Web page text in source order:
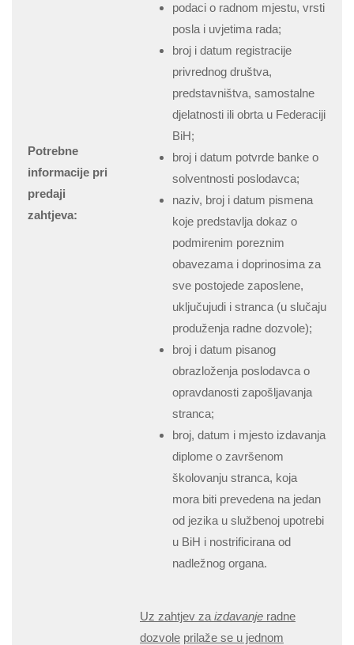
Potrebne
informacije pri
predaji
zahtjeva:
podaci o radnom mjestu, vrsti
posla i uvjetima rada;
broj i datum registracije
privrednog društva,
predstavništva, samostalne
djelatnosti ili obrta u Federaciji
BiH;
broj i datum potvrde banke o
solventnosti poslodavca;
naziv, broj i datum pismena
koje predstavlja dokaz o
podmirenim poreznim
obavezama i doprinosima za
sve postojede zaposlene,
uključujudi i stranca (u slučaju
produženja radne dozvole);
broj i datum pisanog
obrazloženja poslodavca o
opravdanosti zapošljavanja
stranca;
broj, datum i mjesto izdavanja
diplome o završenom
školovanju stranca, koja
mora biti prevedena na jedan
od jezika u službenoj upotrebi
u BiH i nostrificirana od
nadležnog organa.
Uz zahtjev za izdavanje radne
dozvole prilaže se u jednom